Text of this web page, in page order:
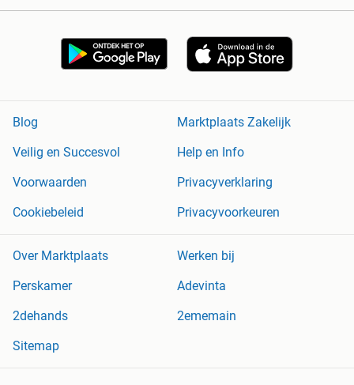
Blog
Marktplaats Zakelijk
Veilig en Succesvol
Help en Info
Voorwaarden
Privacyverklaring
Cookiebeleid
Privacyvoorkeuren
Over Marktplaats
Werken bij
Perskamer
Adevinta
2dehands
2ememain
Sitemap